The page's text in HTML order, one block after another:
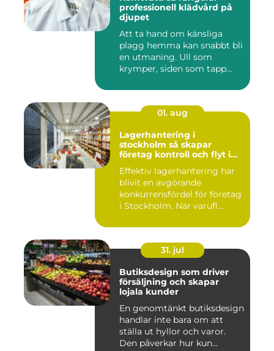
professionell klädvård på
djupet
Att ta hand om känsliga
plagg hemma kan snabbt bli
en utmaning. Ull som
krymper, siden som tapp...
01. aug
Lagerhantering i
stockholm så skapar
företag kontroll och flyt i
Effektiv lagerhantering har
blivit en avgörande
konkurrensfördel för företag
i Stockholm. När varufl...
31. jul
Butiksdesign som driver
försäljning och skapar
lojala kunder
En genomtänkt butiksdesign
handlar inte bara om att
ställa ut hyllor och varor.
Den påverkar hur kun...